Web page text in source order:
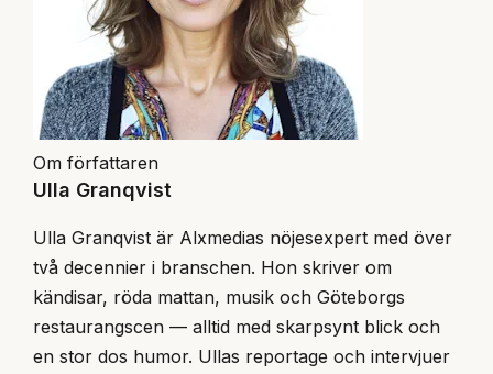
Om författaren
Ulla Granqvist
Ulla Granqvist är Alxmedias nöjesexpert med över
två decennier i branschen. Hon skriver om
kändisar, röda mattan, musik och Göteborgs
restaurangscen — alltid med skarpsynt blick och
en stor dos humor. Ullas reportage och intervjuer